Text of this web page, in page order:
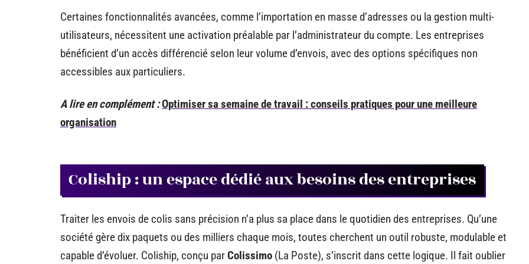
Certaines fonctionnalités avancées, comme l’importation en masse d’adresses ou la gestion multi-
utilisateurs, nécessitent une activation préalable par l’administrateur du compte. Les entreprises
bénéficient d’un accès différencié selon leur volume d’envois, avec des options spécifiques non
accessibles aux particuliers.
A lire en complément :Optimiser sa semaine de travail : conseils pratiques pour une meilleure
organisation
Coliship : un espace dédié aux besoins des entreprises
Traiter les envois de colis sans précision n’a plus sa place dans le quotidien des entreprises. Qu’une
société gère dix paquets ou des milliers chaque mois, toutes cherchent un outil robuste, modulable et
capable d’évoluer. Coliship, conçu parColissimo (La Poste), s’inscrit dans cette logique. Il fait oublier